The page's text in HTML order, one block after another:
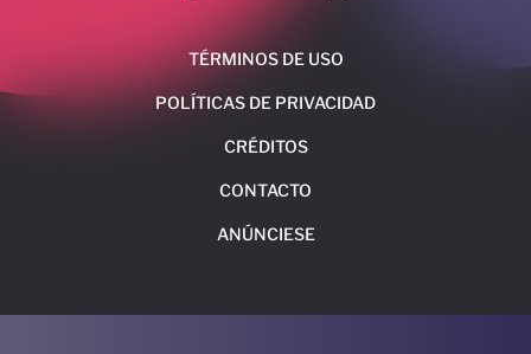
TÉRMINOS DE USO
POLÍTICAS DE PRIVACIDAD
CRÉDITOS
CONTACTO
ANÚNCIESE